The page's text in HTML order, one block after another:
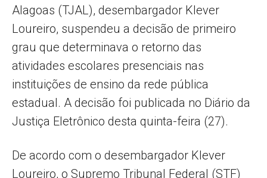
Alagoas (TJAL), desembargador Klever
Loureiro, suspendeu a decisão de primeiro
grau que determinava o retorno das
atividades escolares presenciais nas
instituições de ensino da rede pública
estadual. A decisão foi publicada no Diário da
Justiça Eletrônico desta quinta-feira (27).
De acordo com o desembargador Klever
Loureiro, o Supremo Tribunal Federal (STF)